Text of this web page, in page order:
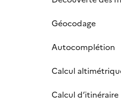
Géocodage
Autocomplétion
Calcul
Calcul d’itinéraire